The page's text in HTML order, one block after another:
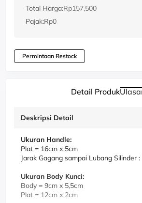
Total Harga:Rp157,500
Pajak:Rp0
Permintaan Restock
Detail Produk
Deskripsi Detail
Ukuran Handle:
Plat = 16cm x 5cm
Jarak Gagang sampai Lubang Silinder :
Ukuran Body Kunci:
Body = 9cm x 5,5cm
Plat = 12cm x 2cm